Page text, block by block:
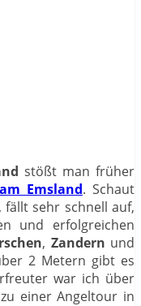
stößt man früher
Emsland. Schaut
fällt sehr schnell auf,
und erfolgreichen
, Zandern und
2 Metern gibt es
war ich über
einer Angeltour in